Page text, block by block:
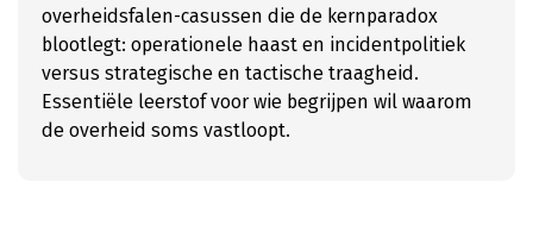
overheidsfalen-casussen die de kernparadox
blootlegt: operationele haast en incidentpolitiek
versus strategische en tactische traagheid.
Essentiële leerstof voor wie begrijpen wil waarom
de overheid soms vastloopt.